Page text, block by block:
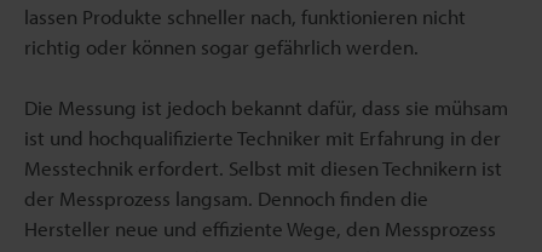
lassen Produkte schneller nach, funktionieren nicht
richtig oder können sogar gefährlich werden.
Die Messung ist jedoch bekannt dafür, dass sie mühsam
ist und hochqualifizierte Techniker mit Erfahrung in der
Messtechnik erfordert. Selbst mit diesen Technikern ist
der Messprozess langsam. Dennoch finden die
Hersteller neue und effiziente Wege, den Messprozess